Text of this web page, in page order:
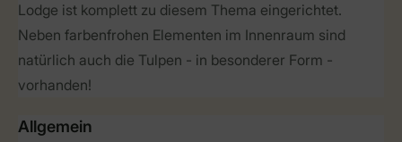
Lodge ist komplett zu diesem Thema eingerichtet.
Neben farbenfrohen Elementen im Innenraum sind
natürlich auch die Tulpen - in besonderer Form -
vorhanden!
Allgemein